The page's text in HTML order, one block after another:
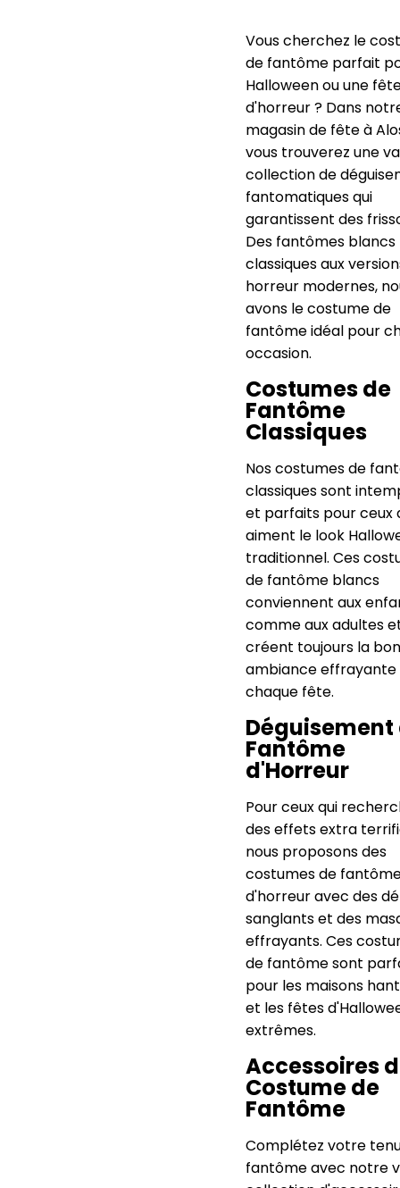
Vous cherchez le
de fantôme parfait
Halloween ou une
d'horreur ? Dans
magasin de fête à
vous trouverez une
collection de
fantomatiques qui
garantissent des
Des fantômes blancs
classiques aux
horreur modernes,
avons le costume de
fantôme idéal pour
occasion.
Costumes de
Fantôme
Classiques
Nos costumes de
classiques sont
et parfaits pour ceux
aiment le look
traditionnel. Ces
de fantôme blancs
conviennent aux
comme aux adultes
créent toujours la
ambiance effrayante
chaque fête.
Déguisement
Fantôme
d'Horreur
Pour ceux qui
des effets extra
nous proposons des
costumes de
d'horreur avec des
sanglants et des
effrayants. Ces
de fantôme sont
pour les maisons
et les fêtes
extrêmes.
Accessoires
Costume de
Fantôme
Complétez votre
fantôme avec notre